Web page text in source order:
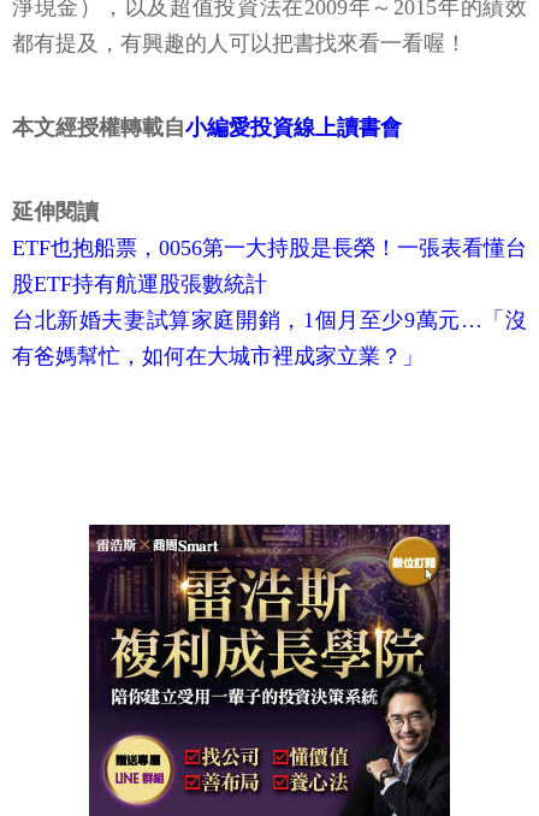
淨現金），以及超值投資法在2009年～2015年的績效
都有提及，有興趣的人可以把書找來看一看喔！
本文經授權轉載自小編愛投資線上讀書會
延伸閱讀
ETF也抱船票，0056第一大持股是長榮！一張表看懂台
股ETF持有航運股張數統計
台北新婚夫妻試算家庭開銷，1個月至少9萬元…「沒
有爸媽幫忙，如何在大城市裡成家立業？」